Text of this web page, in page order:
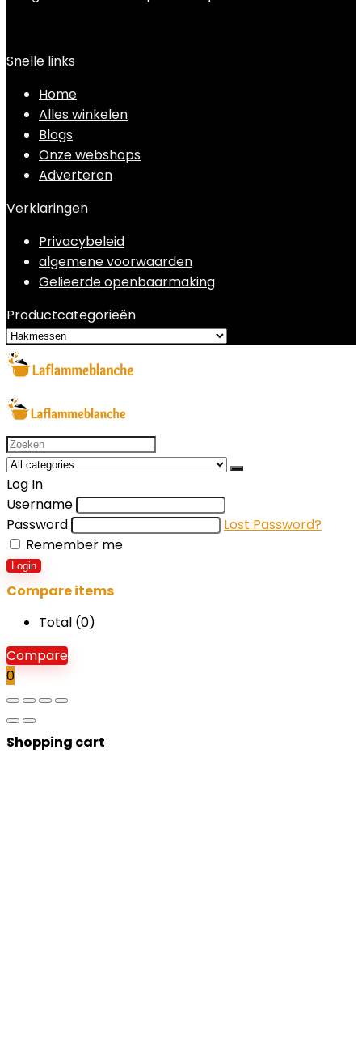
Snelle links
Home
Alles winkelen
Blogs
Onze webshops
Adverteren
Verklaringen
Privacybeleid
algemene voorwaarden
Gelieerde openbaarmaking
Productcategorieën
Search
for:
Log In
Username
Password
Lost Password?
Remember me
Login
Compare items
Total (0)
Compare
0
Shopping cart